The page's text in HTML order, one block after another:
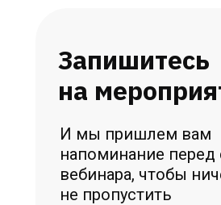
Запишитесь
на
И мы пришлем вам
напоминание перед
вебинара, чтобы
не пропустить